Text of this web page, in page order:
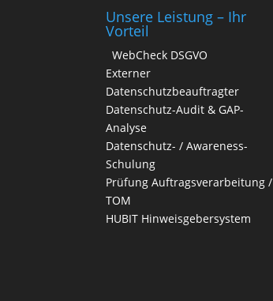
e
Unsere Leistung – Ihr
Vorteil
WebCheck DSGVO
Externer
Datenschutzbeauftragter
Datenschutz-Audit & GAP-
Analyse
Datenschutz- / Awareness-
Schulung
Prüfung Auftragsverarbeitung /
TOM
HUBIT Hinweisgebersystem